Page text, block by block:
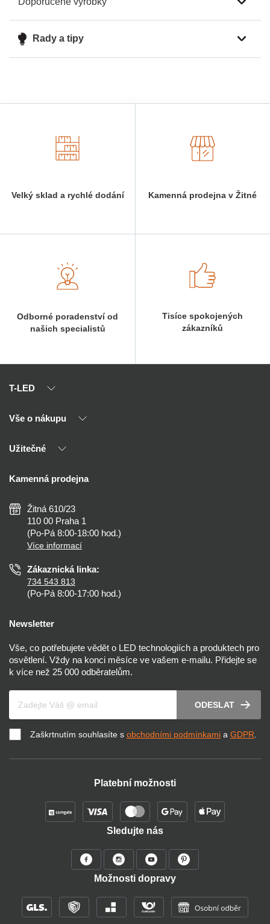
Rady a tipy
Velký sklad a rychlé dodání Kamenná prodejna v Žitné
Odborné poradenství od
našich specialistů
Tisíce spokojených
zákazníků
T-LED
O nás
Kontakty
Vše o nákupu
Výhody T-LED
Montáž
Nejčastější dotazy
Než koupíte
Osvětlení dle místnosti
Užitečné
Reklamace a vrácení
Zásady ochrany soukromí
Nastavení cookies
Prohlášení o přístupnosti
Kamenná prodejna
Žitná 610/23
110 00 Praha 1
(Po-Pá 8:00-18:00 hod.)
Více informací
Zákaznická linka:
734 543 813
(Po-Pá 8:00-17:00 hod.)
Newsletter
Vše, co potřebujete vědět o LED technologiích a produktech pro
osvětlení. Vždy na konci měsíce ve vašem e-mailu. Přidejte se
k více než 25 000 odběratelům.
ODESLAT
Zaškrtnutím souhlasíte s obchodními podmínkami a GDPR
Platební možnosti
Sledujte nás
Možnosti dopravy